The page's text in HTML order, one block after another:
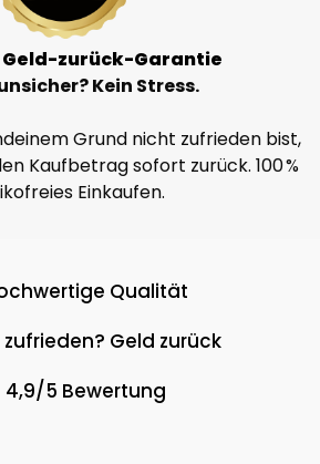
Geld-zurück-Garantie
Kein Stress.
Grund nicht zufrieden bist,
Kaufbetrag sofort zurück. 100 %
Einkaufen.
Qualität
Geld zurück
4,9/5 Bewertung